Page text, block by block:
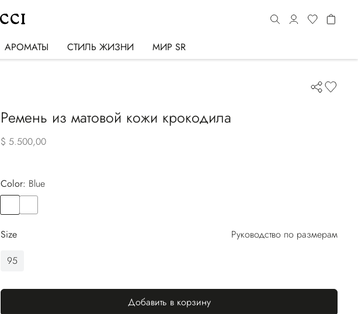
АРОМАТЫ СТИЛЬ ЖИЗНИ МИР SR
Ремень из матовой кожи крокодила
$ 5.500,00
Color:
blue
Size
Руководство по размерам
95
Добавить в корзину